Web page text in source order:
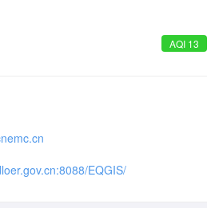
AQI 13
EQGIS/